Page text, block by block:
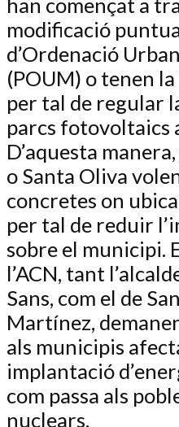
modificació
d’Ordenació
(POUM) o tenen
per tal de regular
parcs fotovoltaics
D’aquesta
o Santa Oliva
concretes on
per tal de reduir
sobre el municipi.
l’ACN, tant
Sans, com el de
Martínez,
als municipis
implantació
com passa als
nuclears.